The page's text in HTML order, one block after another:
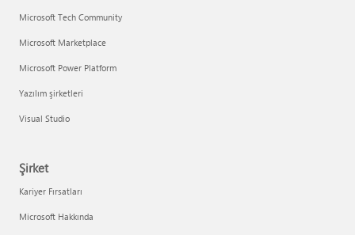
Microsoft Tech Community
Microsoft Marketplace
Microsoft Power Platform
Yazılım şirketleri
Visual Studio
Şirket
Kariyer Fırsatları
Microsoft Hakkında